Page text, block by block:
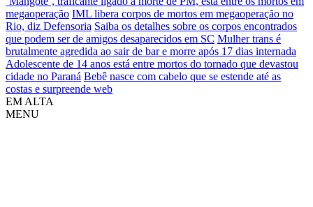
megaoperação IML libera corpos de mortos em megaoperação no
Rio, diz Defensoria Saiba os detalhes sobre os corpos encontrados
que podem ser de amigos desaparecidos em SC Mulher trans é
brutalmente agredida ao sair de bar e morre após 17 dias internada
Adolescente de 14 anos está entre mortos do tornado que devastou
cidade no Paraná Bebê nasce com cabelo que se estende até as
costas e surpreende web
EM ALTA
MENU